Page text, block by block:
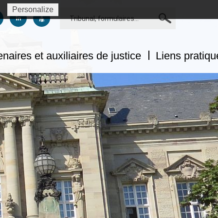
sur facebook
nous sur twitter
Suivez-nous sur linkedin
Suivez-nous sur dailymotion
et auxiliaires de justice Liens
Personalize